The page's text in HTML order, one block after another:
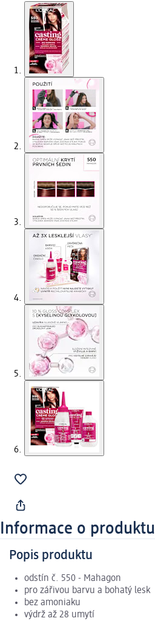
Informace o produktu
Popis produktu
odstín č. 550 - Mahagon
pro zářivou barvu a bohatý lesk
bez amoniaku
výdrž až 28 umytí